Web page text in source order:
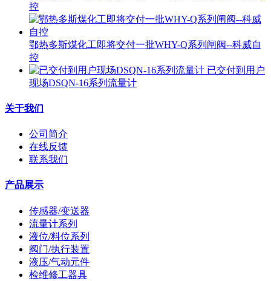
控
鄂热多斯煤化工即将交付一批WHY-Q系列闸阀--科威自
控
已交付到用户
现场DSQN-16系列流量计
关于我们
公司简介
在线反馈
联系我们
产品展示
传感器/变送器
流量计系列
液位/料位系列
阀门/执行装置
液压/气动元件
检维修工器具